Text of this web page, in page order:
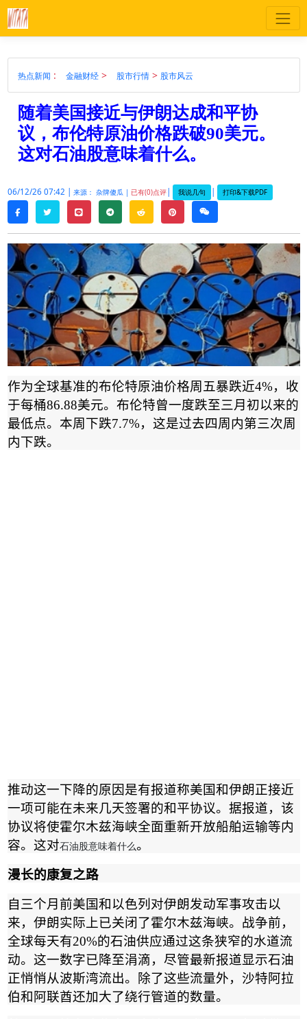
热点新闻 : 金融财经> 股市行情 > 股市风云
随着美国接近与伊朗达成和平协
议，布伦特原油价格跌破90美元。
这对石油股意味着什么。
06/12/26 07:42 | 来源： 杂牌傻瓜 | 已有(0)点评| 我说几句 | 打印&下载PDF
facebooktwitterline telegramreddit pinterestweixin
作为全球基准的布伦特原油价格周五暴跌近4%，收
于每桶86.88美元。布伦特曾一度跌至三月初以来的
最低点。本周下跌7.7%，这是过去四周内第三次周
内下跌。
推动这一下降的原因是有报道称美国和伊朗正接近
一项可能在未来几天签署的和平协议。据报道，该
协议将使霍尔木兹海峡全面重新开放船舶运输等内
容。这对石油股意味着什么。
漫长的康复之路
自三个月前美国和以色列对伊朗发动军事攻击以
来，伊朗实际上已关闭了霍尔木兹海峡。战争前，
全球每天有20%的石油供应通过这条狭窄的水道流
动。这一数字已降至涓滴，尽管最新报道显示石油
正悄悄从波斯湾流出。除了这些流量外，沙特阿拉
伯和阿联酋还加大了绕行管道的数量。